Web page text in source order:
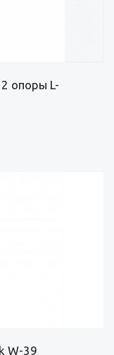
опоры L-
W-39